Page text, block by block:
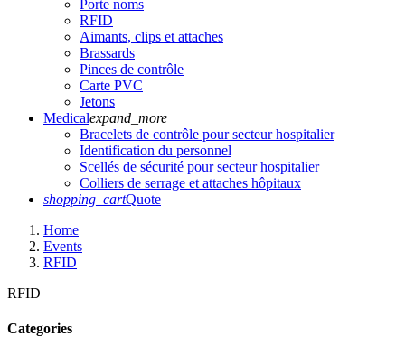
Porte noms
RFID
Aimants, clips et attaches
Brassards
Pinces de contrôle
Carte PVC
Jetons
Medicalexpand_more
Bracelets de contrôle pour secteur hospitalier
Identification du personnel
Scellés de sécurité pour secteur hospitalier
Colliers de serrage et attaches hôpitaux
shopping_cartQuote
Home
Events
RFID
RFID
Categories